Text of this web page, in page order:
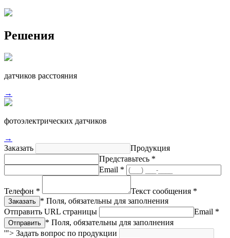
Решения
датчиков расстояния
→
фотоэлектрических датчиков
→
Заказать
Продукция
Представьтесь *
Email *
Телефон *
Текст сообщения *
* Поля, обязательны для заполнения
Отправить URL страницы
Email *
* Поля, обязательны для заполнения
'"> Задать вопрос по продукции